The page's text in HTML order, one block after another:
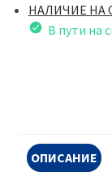
НАЛИЧИЕ НА
В пути на
ОПИСАНИЕ